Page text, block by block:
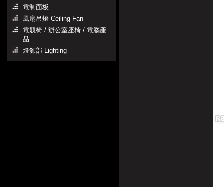
電制面板
風扇吊燈-Ceiling Fan
電競椅 / 辦公室座椅 / 電腦產
品
燈飾部-Lighting